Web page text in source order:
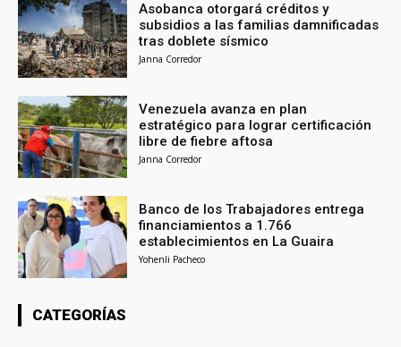
Asobanca otorgará créditos y
subsidios a las familias damnificadas
tras doblete sísmico
Janna Corredor
Venezuela avanza en plan
estratégico para lograr certificación
libre de fiebre aftosa
Janna Corredor
Banco de los Trabajadores entrega
financiamientos a 1.766
establecimientos en La Guaira
Yohenli Pacheco
CATEGORÍAS